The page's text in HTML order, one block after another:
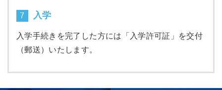
7 入学
入学手続きを完了した方には「入学許可証」を交付
（郵送）いたします。